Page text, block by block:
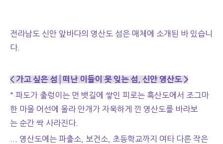
전라남도 신안 앞바다의 영산도 섬은 매체에 소개된 바 있습니
다.
< 가고 싶은 섬│떠난 이들이 못 잊는 섬, 신안 영산도 >
" 파도가 출렁이는 먼 뱃길에 쌓인 피로는 흑산도에서 조그마
한 마을 어선에 올라 안개가 자욱하게 낀 영산도를 바라보
는 순간 싹 사라진다.
... 영산도에는 파출소, 보건소, 초등학교까지 여타 다른 작은